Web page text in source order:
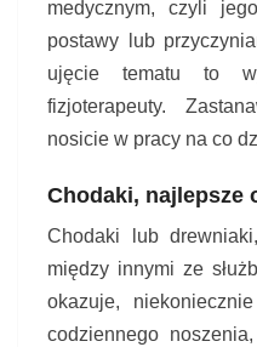
medycznym, czyli
postawy lub
ujęcie tematu to
fizjoterapeuty.
nosicie w pracy na co
Chodaki, najlepsze
Chodaki lub
między innymi ze
okazuje,
codziennego